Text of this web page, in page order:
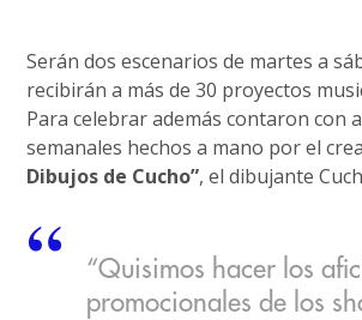
Serán dos escenarios de martes a
recibirán a más de 30 proyectos
Para celebrar además contaron con
semanales hechos a mano por el
Dibujos de Cucho”, el dibujante
“Quisimos hacer los
promocionales de los